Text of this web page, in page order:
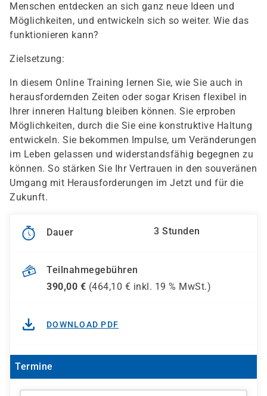
Menschen entdecken an sich ganz neue Ideen und
Möglichkeiten, und entwickeln sich so weiter. Wie das
funktionieren kann?
Zielsetzung:
In diesem Online Training lernen Sie, wie Sie auch in
herausfordernden Zeiten oder sogar Krisen flexibel in
Ihrer inneren Haltung bleiben können. Sie erproben
Möglichkeiten, durch die Sie eine konstruktive Haltung
entwickeln. Sie bekommen Impulse, um Veränderungen
im Leben gelassen und widerstandsfähig begegnen zu
können. So stärken Sie Ihr Vertrauen in den souveränen
Umgang mit Herausforderungen im Jetzt und für die
Zukunft.
Dauer 3 Stunden
Teilnahmegebühren
390,00 € (464,10 € inkl. 19 % MwSt.)
DOWNLOAD PDF
Termine